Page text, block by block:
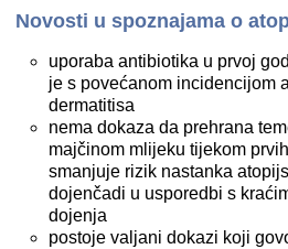
Novosti u spoznajama o
uporaba antibiotika u prvoj
je s povećanom incidencijom
dermatitisa
nema dokaza da prehrana
majčinom mlijeku tijekom
smanjuje rizik nastanka
dojenčadi u usporedbi s
dojenja
postoje valjani dokazi koji